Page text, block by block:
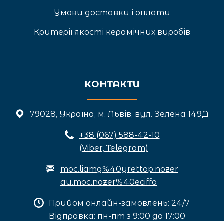
Умови доставки і оплати
Критерії якості керамічних виробів
КОНТАКТИ
79028, Україна, м. Львів, вул. Зелена 149Д
+38 (067) 588-42-10
(Viber, Telegram)
moc.liamg%40yrettop.nozer
au.moc.nozer%40eciffo
Прийом онлайн-замовлень: 24/7
Відправка: пн-пт з 9:00 до 17:00